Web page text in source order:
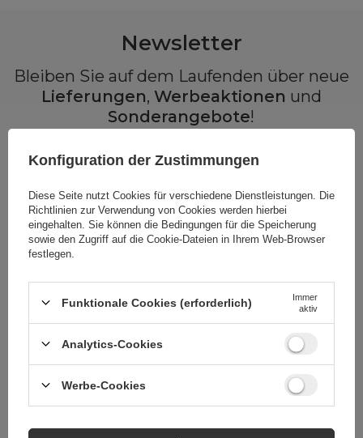
Newsletter
Bleiben Sie auf dem Laufenden über neue
Lieferungen, Werbeaktionen und
Sonderangebote!
haben.
Geben Sie Ihren Vornamen ein
personenbezogenen Daten (E-Mail-Adresse) zum
Zweck der Zusendung eines Newsletters mit
kommerziellen Informationen (Marketing) ein. Mehr
lesen unterDatenschutz.
NEWSLETTER ABONNIEREN
Konfiguration der Zustimmungen
Diese Seite nutzt Cookies für verschiedene Dienstleistungen. Die
Richtlinien zur Verwendung von Cookies werden hierbei
eingehalten. Sie können die Bedingungen für die Speicherung
sowie den Zugriff auf die Cookie-Dateien in Ihrem Web-Browser
festlegen.
Funktionale Cookies (erforderlich)
Immer
aktiv
Analytics-Cookies
Werbe-Cookies